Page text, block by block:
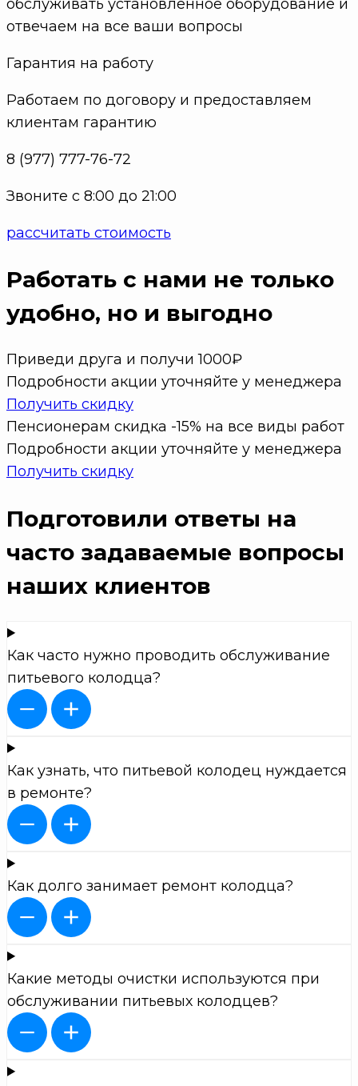
обслуживать установленное оборудование и
отвечаем на все ваши вопросы
Гарантия на работу
Работаем по договору и предоставляем
клиентам гарантию
8 (977) 777-76-72
Звоните с 8:00 до 21:00
рассчитать стоимость
Работать с нами не только
удобно, но и выгодно
Приведи друга и получи 1000₽
Подробности акции уточняйте у менеджера
Получить скидку
Пенсионерам скидка -15% на все виды работ
Подробности акции уточняйте у менеджера
Получить скидку
Подготовили ответы на
часто задаваемые вопросы
наших клиентов
Как часто нужно проводить обслуживание
питьевого колодца?
Как узнать, что питьевой колодец нуждается
в ремонте?
Как долго занимает ремонт колодца?
Какие методы очистки используются при
обслуживании питьевых колодцев?